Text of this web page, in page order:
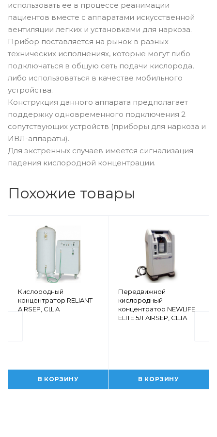
использовать ее в процессе реанимации
пациентов вместе с аппаратами искусственной
вентиляции легких и установками для наркоза.
Прибор поставляется на рынок в разных
технических исполнениях, которые могут либо
подключаться в общую сеть подачи кислорода,
либо использоваться в качестве мобильного
устройства.
Конструкция данного аппарата предполагает
поддержку одновременного подключения 2
сопутствующих устройств (приборы для наркоза и
ИВЛ-аппараты).
Для экстренных случаев имеется сигнализация
падения кислородной концентрации.
Похожие товары
Кислородный
концентратор RELIANT
AIRSEP, США
В КОРЗИНУ
Передвижной
кислородный
концентратор NEWLIFE
ELITE 5Л AIRSEP, США
В КОРЗИНУ